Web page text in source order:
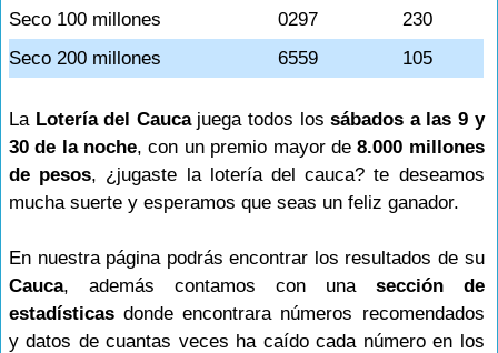
Seco 100 millones
0297
230
Seco 200 millones
6559 105
La Lotería del Caucajuega todos lossábados a las 9 y
30 de la noche, con un premio mayor de8.000 millones
de pesos, ¿jugaste la lotería del cauca? te deseamos
mucha suerte y esperamos que seas un feliz ganador.
En nuestra página podrás encontrar los resultados de su
Cauca, además contamos con una sección de
estadísticas donde encontrara números recomendados
y datos de cuantas veces ha caído cada número en los